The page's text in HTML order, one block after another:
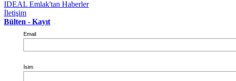
IDEAL Emlak'tan Haberler
İletişim
Bülten - Kayıt
Email
İsim